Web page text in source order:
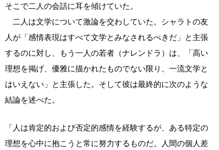
そこで二人の会話に耳を傾けていた。
二人は文学について激論を交わしていた。シャラトの友
人が「感情表現はすべて文学とみなされるべきだ」と主張
するのに対し、もう一人の若者（ナレンドラ）は、「高い
理想を掲げ、優雅に描かれたものでない限り、一流文学と
はいえない」と主張した。そして彼は最終的に次のような
結論を述べた。
「人は肯定的および否定的感情を経験するが、ある特定の
理想を心中に抱こうと常に努力するものだ。人間の個人差